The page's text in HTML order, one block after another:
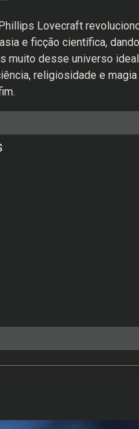
Lovecraft
e ficção científica,
muito desse universo
religiosidade e